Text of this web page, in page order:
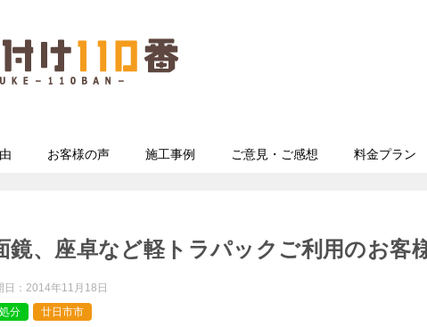
お客様の声 施工事例 ご意見・ご感想 料金プラン
鏡、座卓など軽トラパックご利用のお客
日： 2014年11月18日
分 廿日市市